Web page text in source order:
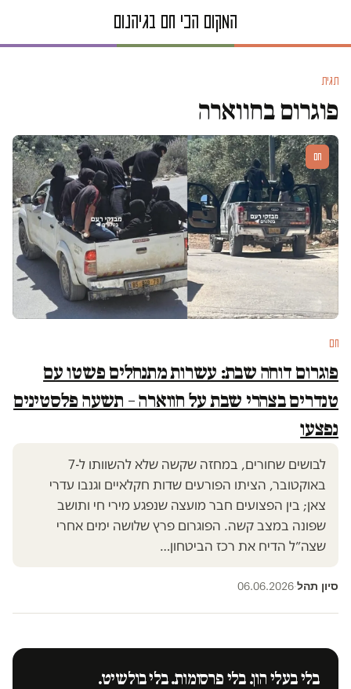
תגית
פוגרום בחווארה
חם
חם
פוגרום דוחה שבת: עשרות מתנחלים פשטו עם
טנדרים בצהרי שבת על חווארה – תשעה פלסטינים
נפצעו
לבושים שחורים, במחזה שקשה שלא להשוותו ל-7
באוקטובר, הציתו הפורעים שדות חקלאיים וגנבו עדרי
צאן; בין הפצועים חבר מועצה שנפגע מירי חי ותושב
שפונה במצב קשה. הפוגרום פרץ שלושה ימים אחרי
שצה״ל הדיח את רכז הביטחון…
סיון תהל·
06.06.2026
בלי בעלי הון. בלי פרסומות. בלי בולשיט.